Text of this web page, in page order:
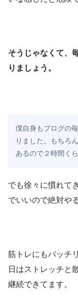
そうじゃなくて、
りましょう。
僕自身もブログの
りました。もちろ
あるので２時間く
でも徐々に慣れて
でいいので絶対や
筋トレにもバッチ
日はストレッチと
継続できてます。